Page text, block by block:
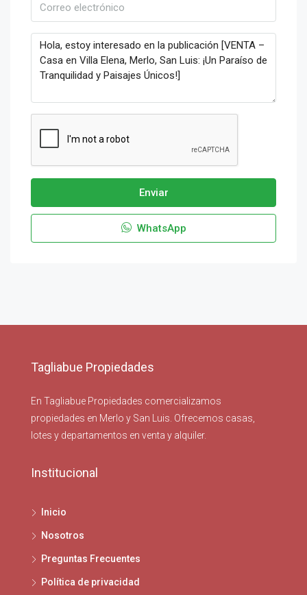
Enviar
WhatsApp
Tagliabue Propiedades
En Tagliabue Propiedades comercializamos
propiedades en Merlo y San Luis. Ofrecemos casas,
lotes y departamentos en venta y alquiler.
Institucional
Inicio
Nosotros
Preguntas Frecuentes
Política de privacidad